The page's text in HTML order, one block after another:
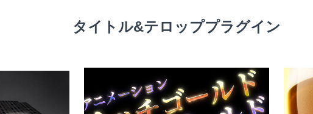
タイトル&テロッププラグイン